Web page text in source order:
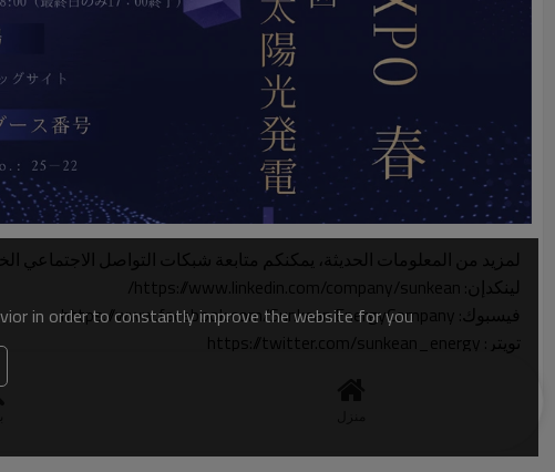
لمزيد من المعلومات الحديثة، يمكنكم متابعة شبكات التواصل الاجتماعي
لينكدإن: https://www.linkedin.com/company/sunkean/
فيسبوك: https://www.facebook.com/Sunkean.EnergyCompany
تويتر: https://twitter.com/sunkean_energy
in order to constantly improve the website for you.